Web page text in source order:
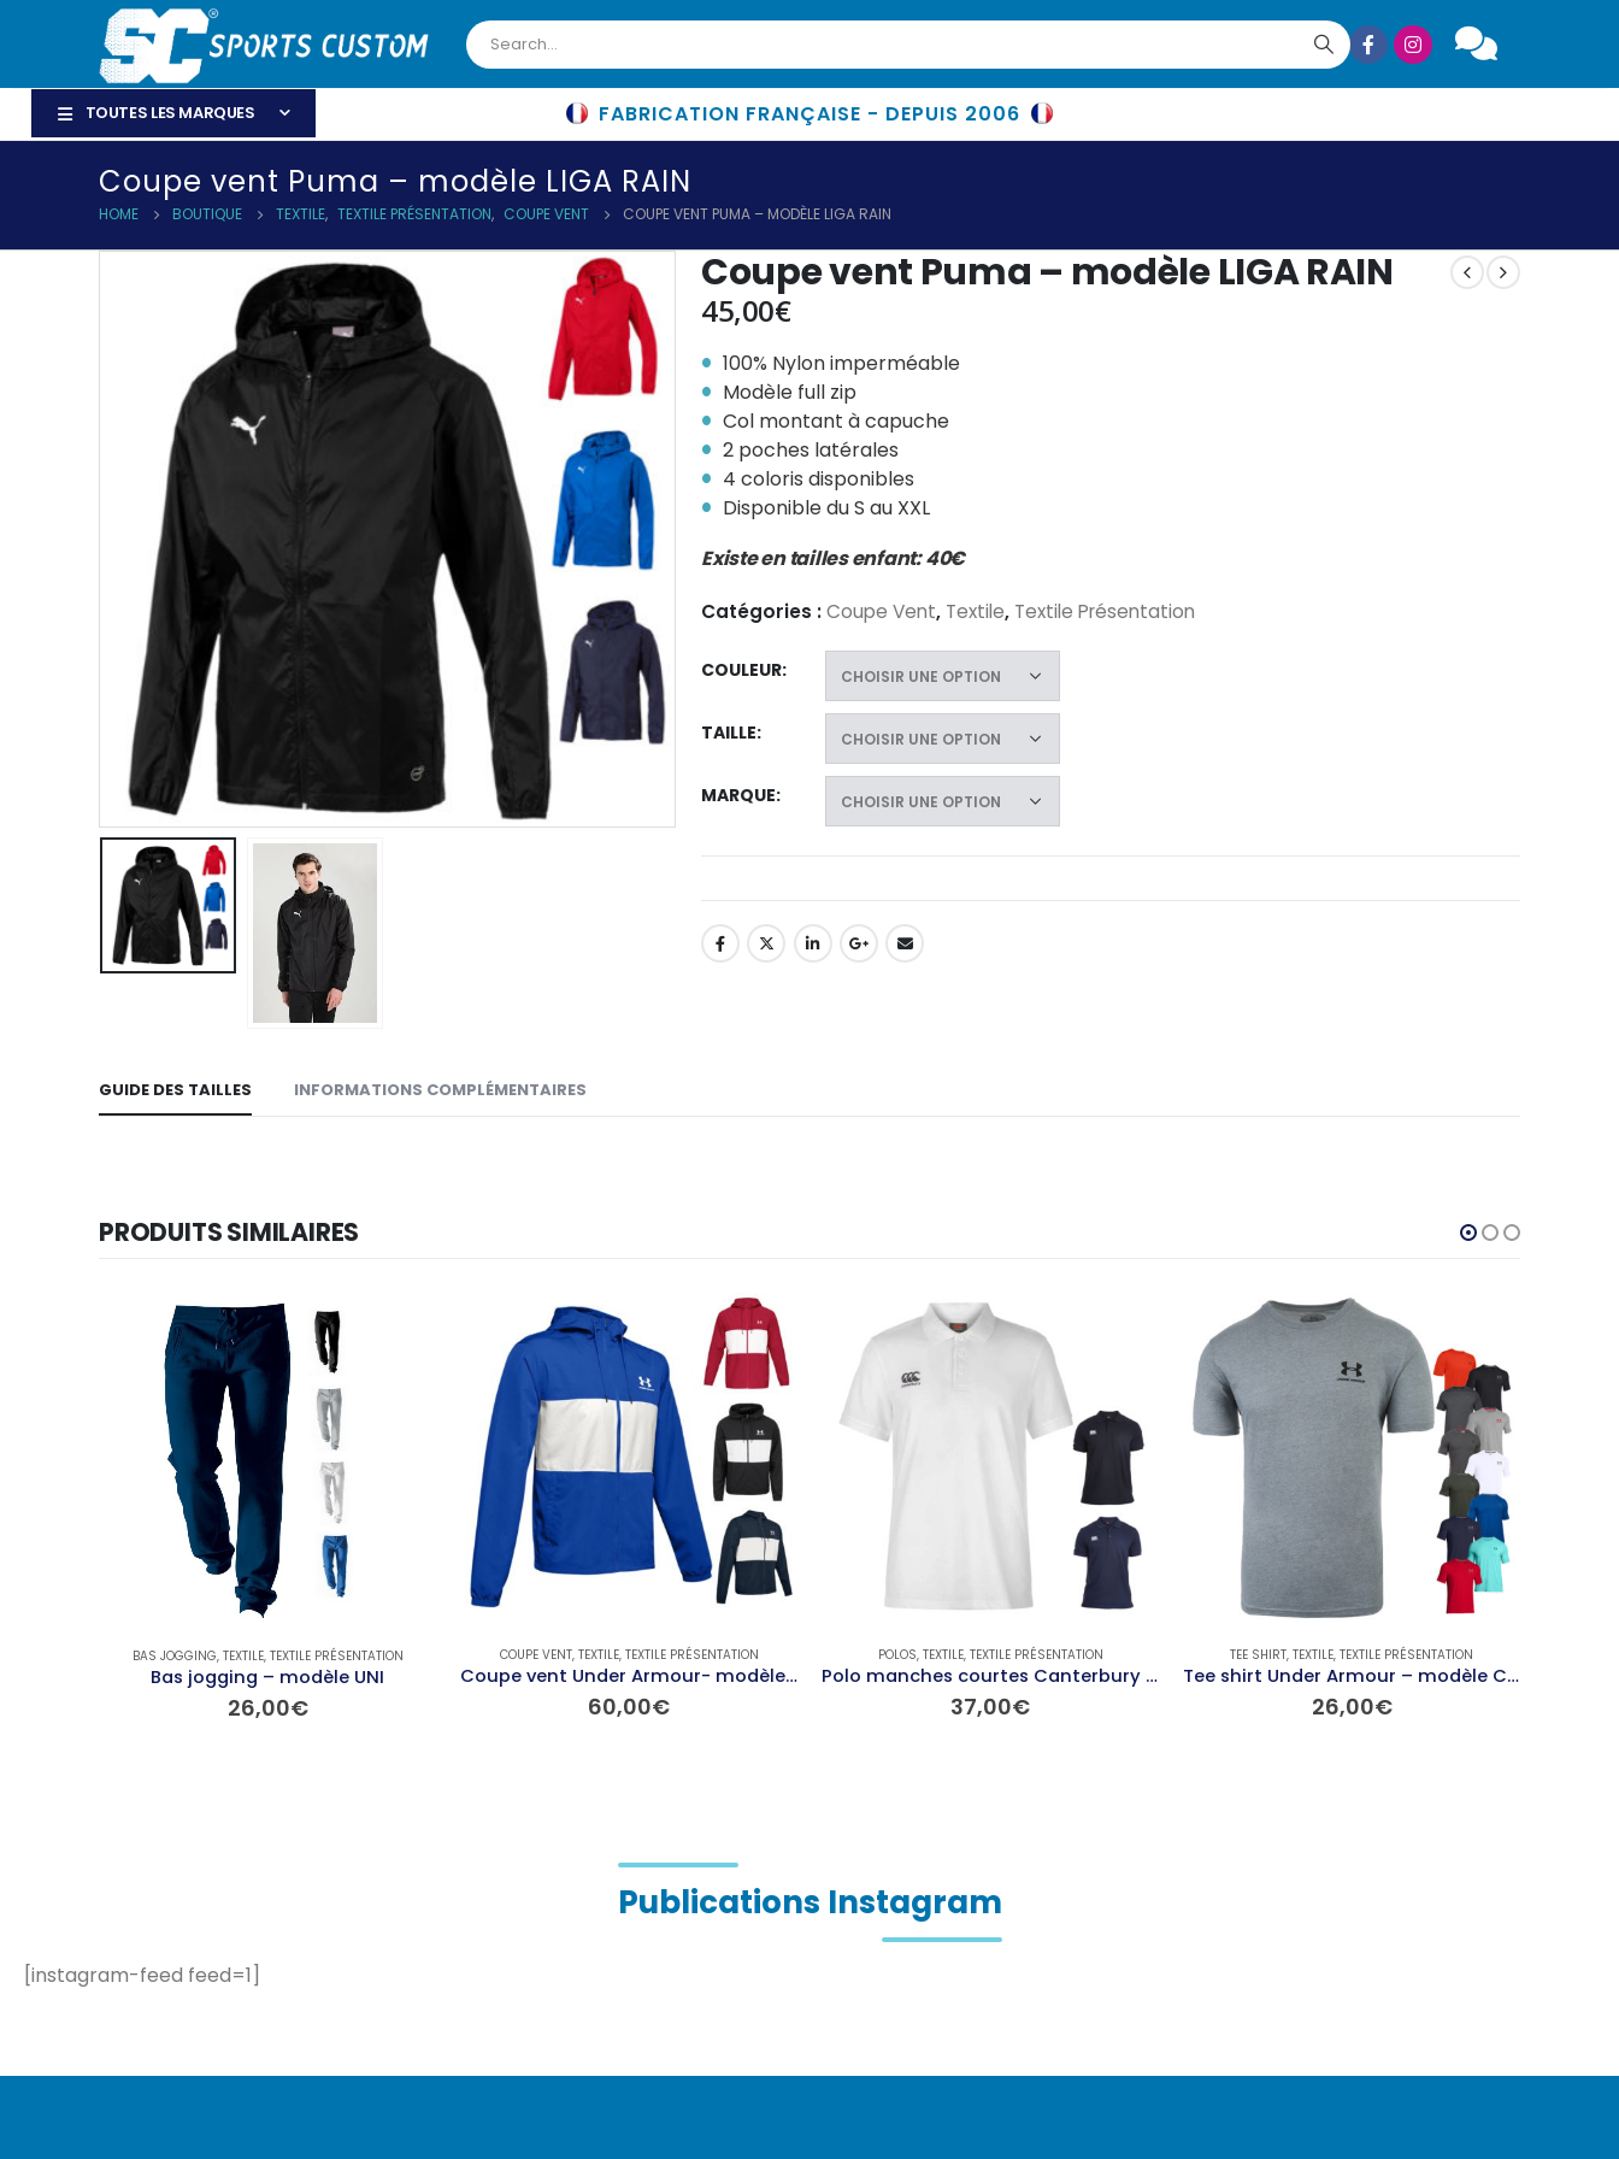
TOUTES LES MARQUES FABRICATION FRANÇAISE - DEPUIS 2006
Coupe vent Puma – modèle LIGA RAIN
HOME BOUTIQUE TEXTILE, TEXTILE PRÉSENTATION, COUPE VENT COUPE VENT PUMA – MODÈLE LIGA RAIN
Coupe vent Puma – modèle LIGA RAIN
45,00€
100% Nylon imperméable
Modèle full zip
Col montant à capuche
2 poches latérales
4 coloris disponibles
Disponible du S au XXL
Existe en tailles enfant: 40€
Catégories :Coupe Vent, Textile, Textile Présentation
COULEUR
TAILLE
MARQUE
GUIDE DES TAILLES INFORMATIONS COMPLÉMENTAIRES
PRODUITS SIMILAIRES
BAS JOGGING, TEXTILE, TEXTILE PRÉSENTATION
Bas jogging – modèle UNI
26,00€
COUPE VENT, TEXTILE, TEXTILE PRÉSENTATION
Coupe vent Under Armour- modèle SPORTSTYLE
60,00€
POLOS, TEXTILE, TEXTILE PRÉSENTATION
Polo manches courtes Canterbury – modèle WAIMAK
37,00€
TEE SHIRT, TEXTILE, TEXTILE PRÉSENTATION
Tee shirt Under Armour – modèle CHEST
26,00€
Publications Instagram
[instagram-feed feed=1]